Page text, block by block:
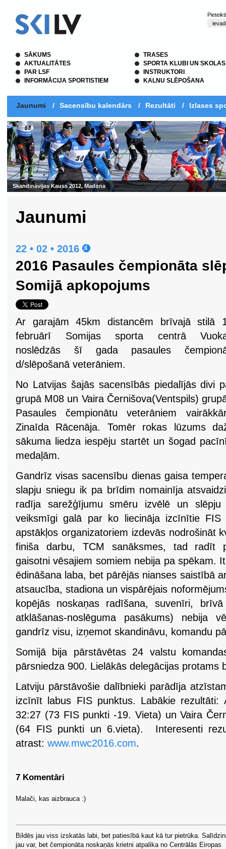
SĀKUMS
AKTUALITĀTES
PAR LSF
INFORMĀCIJA SPORTISTIEM
TRASES
SPORTA KLUBI UN SKOLAS
INSTRUKTORI
KALNU SLĒPOŠANA
Jaunumi / Sacensību kalendārs / Rezultāti / Izlases
Skandināvijas Kauss 2012, Madona
Jaunumi
22 • 02 • 2016
2016 Pasaules čempionāta
Somijā apkopojums
Ar garajām 45km distancēm brīvajā stilā
februārī Somijas sporta centrā
noslēdzās šī gada pasaules
d/slēpošanā veterāniem.
No Latvijas šajās sacensībās piedalījās divi
grupā M08 un Vaira Černišova(Ventspils)
Pasaules čempionātu veterāniem
Zinaīda Rācenāja. Tomēr rokas lūzums
sākuma liedza iespēju startēt un šogad
medaļām.
Gandrīz visas sacensību dienas gaisa
slapju sniegu ik pa brīdim nomainīja
radīja sarežģījumu smēru izvēlē un
veiksmīgi galā par ko liecināja izcīnītie
apstākļos organizatoriem izdevās nodrošināt
finiša darbu, TCM sanāksmes, tad radīt
gaisotni vēsajiem somiem nebija pa spēkam.
ēdināšana laba, bet pārējās nianses saistībā
atsaucība, stadiona un vispārējais
kopējās noskaņas radīšana, suvenīri,
atklāšanas-noslēguma pasākums) nebija
gandrīz visu, izņemot skandināvu, komandu
Somijā bija pārstāvētas 24 valstu
pārsniedza 900. Lielākās delegācijas protams
Latviju pārstāvošie dalībnieki parādīja
izcīnīt labus FIS punktus. Labākie
32:27 (73 FIS punkti -19. Vieta) un Vaira
(64 FIS punkti un 6.vieta). Interesenti
atrast: www.mwc2016.com.
7 Komentāri
Malači, kas aizbrauca :)
Bildēs jau viss izskatās labi, bet patiesībā kaut kā tur pietrūka.
jau var, bet čempionāta noskaņās krietni atpalika no Centrālās Eiropas